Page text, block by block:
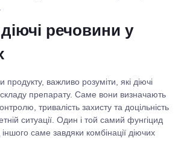
речовини у
важливо розуміти, які діючі
препарату. Саме вони визначають
тривалість захисту та доцільність
ситуації. Один і той самий фунгіцид
іншого саме завдяки комбінації діючих